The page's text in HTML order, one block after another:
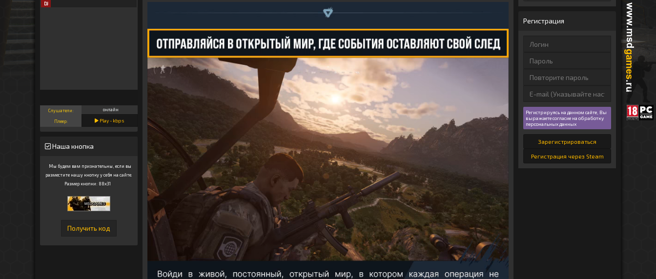
DJ
Слушатели: онлайн
Плеер: Play - kbps
Наша кнопка
Мы будем вам признательны, если вы
разместите нашу кнопку у себя на сайте.
Размер кнопки: 88x31
Регистрация
Регистрируясь на данном сайте, Вы
выражаете согласие на обработку
персональных данных
Зарегистрироваться
Регистрация через Steam